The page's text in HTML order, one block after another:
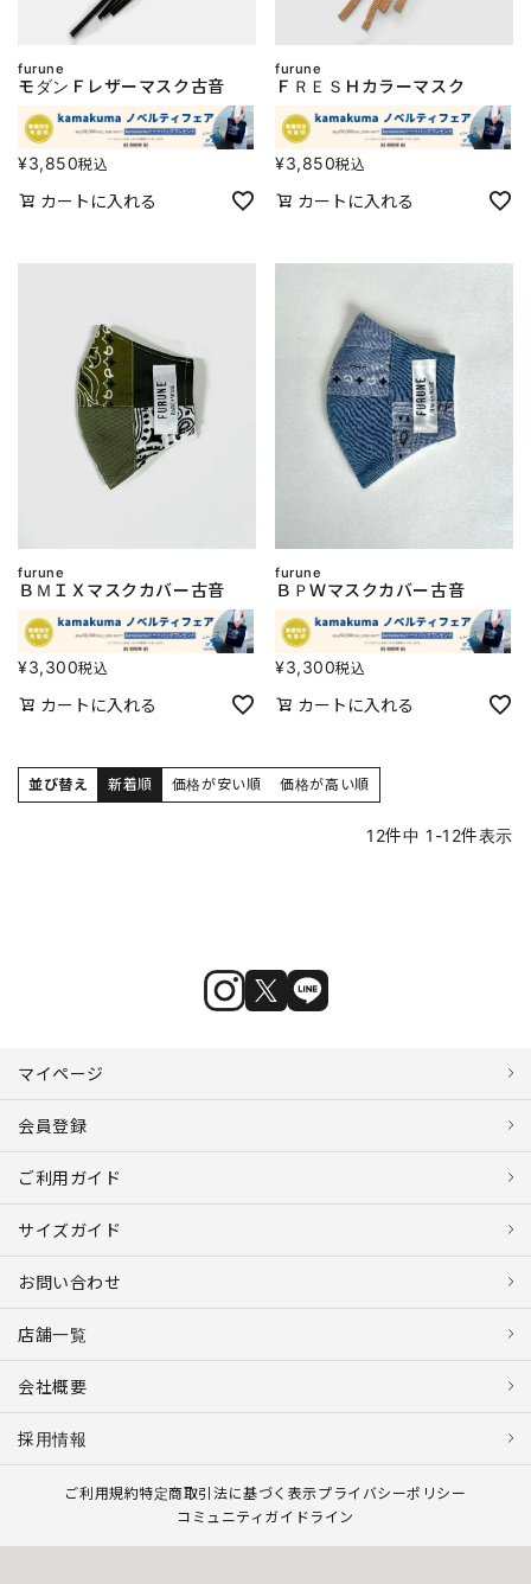
furune
モダンＦレザーマスク古音
¥3,850税込
カートに入れる
furune
ＦＲＥＳＨカラーマスク
¥3,850税込
カートに入れる
furune
ＢＭＩＸマスクカバー古音
¥3,300税込
カートに入れる
furune
ＢＰＷマスクカバー古音
¥3,300税込
カートに入れる
並び替え 新着順 価格が安い順 価格が高い順
12件中 1 -12件表示
マイページ
会員登録
ご利用ガイド
サイズガイド
お問い合わせ
店舗一覧
会社概要
採用情報
ご利用規約特定商取引法に基づく表示プライバシーポリシー
コミュニティガイドライン